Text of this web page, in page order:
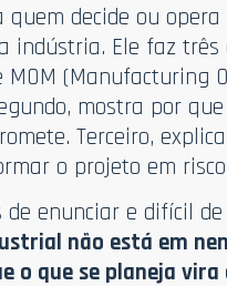
quem decide ou
indústria. Ele faz
MOM (Manufacturing
mostra por
Terceiro,
o projeto em
de enunciar e difícil
não está em
o que se planeja vira